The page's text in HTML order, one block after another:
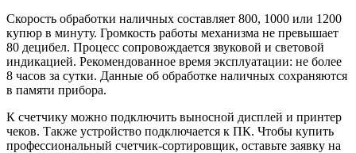
Скорость обработки наличных составляет 800, 1000 или 1200
купюр в минуту. Громкость работы механизма не превышает
80 децибел. Процесс сопровождается звуковой и световой
индикацией. Рекомендованное время эксплуатации: не более
8 часов за сутки. Данные об обработке наличных сохраняются
в памяти прибора.
К счетчику можно подключить выносной дисплей и принтер
чеков. Также устройство подключается к ПК. Чтобы купить
профессиональный счетчик-сортировщик, оставьте заявку на